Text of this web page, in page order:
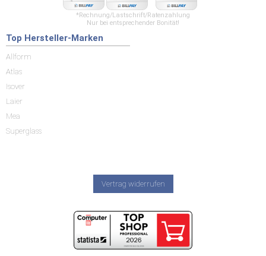
*Rechnung/Lastschrift/Ratenzahlung
Nur bei entsprechender Bonität!
Top Hersteller-Marken
Allform
Atlas
Isover
Laier
Mea
Superglass
Vertrag widerrufen